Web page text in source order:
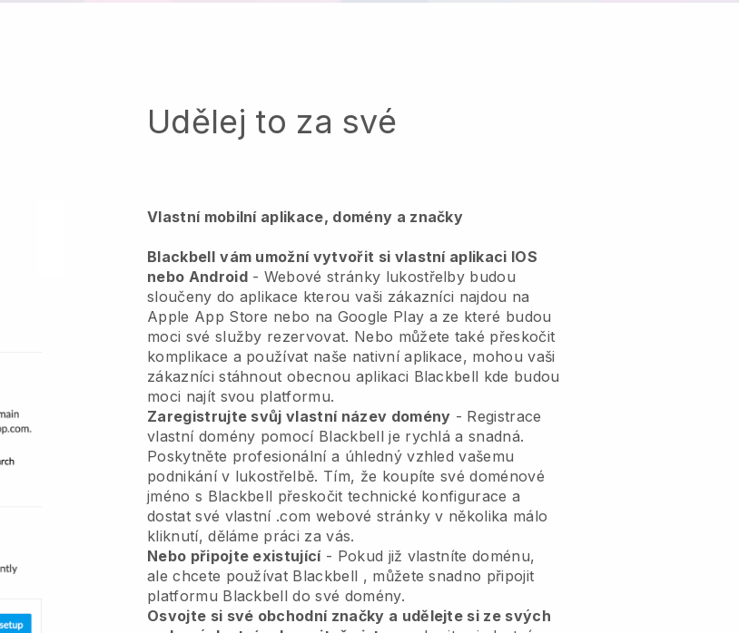
Udělej to za své
Vlastní mobilní aplikace, domény a značky
Blackbell vám umožní vytvořit si vlastní aplikaci IOS
nebo Android- Webové stránky lukostřelby budou
sloučeny do aplikace kterou vaši zákazníci najdou na
Apple App Store nebo na Google Play a ze které budou
moci své služby rezervovat. Nebo můžete také přeskočit
komplikace a používat naše nativní aplikace, mohou vaši
zákazníci stáhnout obecnou aplikaci Blackbell kde budou
moci najít svou platformu.
Zaregistrujte svůj vlastní název domény - Registrace
vlastní domény pomocí Blackbell je rychlá a snadná.
Poskytněte profesionální a úhledný vzhled vašemu
podnikání v lukostřelbě. Tím, že koupíte své doménové
jméno s Blackbell přeskočit technické konfigurace a
dostat své vlastní .com webové stránky v několika málo
kliknutí, děláme práci za vás.
Nebo připojte existující- Pokud již vlastníte doménu,
ale chcete používat Blackbell , můžete snadno připojit
platformu Blackbell do své domény.
Osvojte si své obchodní značky a udělejte si ze svých